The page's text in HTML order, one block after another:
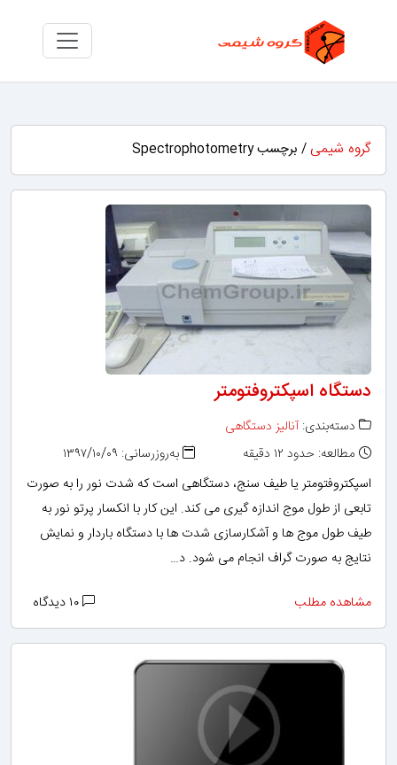
گروه شیمی / برچسب Spectrophotometry
دستگاه اسپکتروفتومتر
دسته‌بندی: آنالیز دستگاهی
مطالعه: حدود ۱۲ دقیقه
به‌روزرسانی: ۱۳۹۷/۱۰/۰۹
اسپکتروفتومتر یا طیف سنج، دستگاهی است که شدت نور را به صورت
تابعی از طول موج اندازه گیری می کند. این کار با انکسار پرتو نور به
طیف طول موج ها و آشکارسازی شدت ها با دستگاه باردار و نمایش
نتایج به صورت گراف انجام می شود. د…
مشاهده مطلب